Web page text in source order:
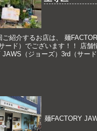
ご紹介するお店は、 麺
ード）でございます！！ 店舗
JAWS（ジョーズ）3rd（サー
麺FACTORY